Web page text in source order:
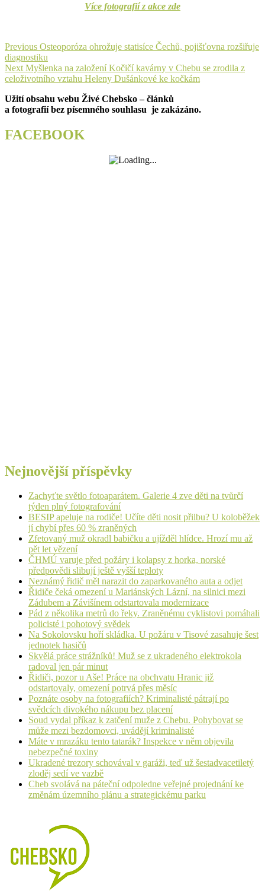
Více fotografií z akce zde
Navigace
pro
příspěvek
Previous Previous
post:
Osteoporóza ohrožuje statisíce Čechů, pojišťovna rozšiřuje
diagnostiku
Next Next
post:
Myšlenka na založení Kočičí kavárny v Chebu se zrodila z
celoživotního vztahu Heleny Dušánkové ke kočkám
Užití obsahu webu Živé Chebsko – článků
a fotografií bez písemného souhlasu je zakázáno.
FACEBOOK
Nejnovější příspěvky
Zachyťte světlo fotoaparátem. Galerie 4 zve děti na tvůrčí
týden plný fotografování
BESIP apeluje na rodiče! Učíte děti nosit přilbu? U koloběžek
jí chybí přes 60 % zraněných
Zfetovaný muž okradl babičku a ujížděl hlídce. Hrozí mu až
pět let vězení
ČHMÚ varuje před požáry i kolapsy z horka, norské
předpovědi slibují ještě vyšší teploty
Neznámý řidič měl narazit do zaparkovaného auta a odjet
Řidiče čeká omezení u Mariánských Lázní, na silnici mezi
Zádubem a Závišínem odstartovala modernizace
Pád z několika metrů do řeky. Zraněnému cyklistovi pomáhali
policisté i pohotový svědek
Na Sokolovsku hoří skládka. U požáru v Tisové zasahuje šest
jednotek hasičů
Skvělá práce strážníků! Muž se z ukradeného elektrokola
radoval jen pár minut
Řidiči, pozor u Aše! Práce na obchvatu Hranic již
odstartovaly, omezení potrvá přes měsíc
Poznáte osoby na fotografiích? Kriminalisté pátrají po
svědcích divokého nákupu bez placení
Soud vydal příkaz k zatčení muže z Chebu. Pohybovat se
může mezi bezdomovci, uvádějí kriminalisté
Máte v mrazáku tento tatarák? Inspekce v něm objevila
nebezpečné toxiny
Ukradené trezory schovával v garáži, teď už šestadvacetiletý
zloděj sedí ve vazbě
Cheb svolává na páteční odpoledne veřejné projednání ke
změnám územního plánu a strategickému parku